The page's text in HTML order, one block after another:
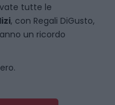
tutte le
, con Regali DiGusto,
un ricordo